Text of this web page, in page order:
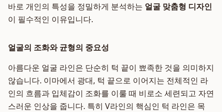
바로 개인의 특성을 정밀하게 분석하는 얼굴 맞춤형 디자인
이 필수적인 이유입니다.
얼굴의 조화와 균형의 중요성
아름다운 얼굴 라인은 단순히 턱 끝이 뾰족한 것을 의미하지
않습니다. 이마에서 광대, 턱 끝으로 이어지는 전체적인 라
인의 흐름과 입체감이 조화를 이룰 때 비로소 세련되고 자연
스러운 인상을 줍니다. 특히 V라인의 핵심인 턱 라인은 목